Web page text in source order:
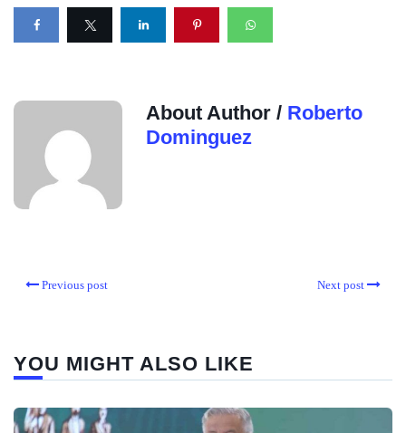
About Author / Roberto
Dominguez
Previous post Next post
YOU MIGHT ALSO LIKE